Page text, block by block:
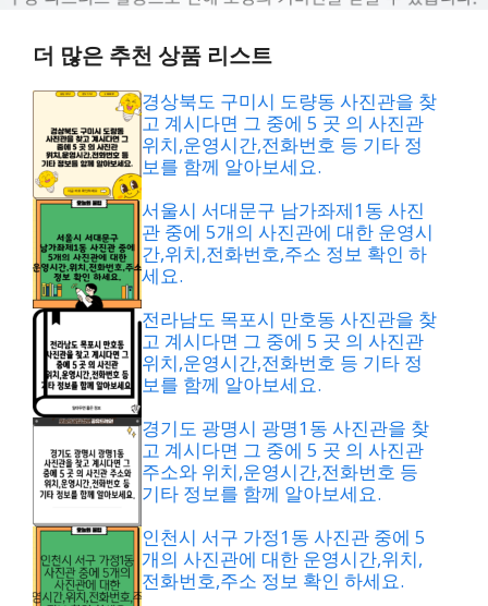
더 많은 추천 상품 리스트
경상북도 구미시 도량동 사진관을 찾
고 계시다면 그 중에 5 곳 의 사진관
위치,운영시간,전화번호 등 기타 정
보를 함께 알아보세요.
서울시 서대문구 남가좌제1동 사진
관 중에 5개의 사진관에 대한 운영시
간,위치,전화번호,주소 정보 확인 하
세요.
전라남도 목포시 만호동 사진관을 찾
고 계시다면 그 중에 5 곳 의 사진관
위치,운영시간,전화번호 등 기타 정
보를 함께 알아보세요.
경기도 광명시 광명1동 사진관을 찾
고 계시다면 그 중에 5 곳 의 사진관
주소와 위치,운영시간,전화번호 등
기타 정보를 함께 알아보세요.
인천시 서구 가정1동 사진관 중에 5
개의 사진관에 대한 운영시간,위치,
전화번호,주소 정보 확인 하세요.